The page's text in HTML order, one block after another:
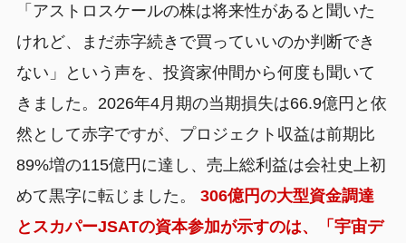
「アストロスケールの株は将来性があると聞いた
けれど、まだ赤字続きで買っていいのか判断でき
ない」という声を、投資家仲間から何度も聞いて
きました。2026年4月期の当期損失は66.9億円と依
然として赤字ですが、プロジェクト収益は前期比
89%増の115億円に達し、売上総利益は会社史上初
めて黒字に転じました。 306億円の大型資金調達
とスカパーJSATの資本参加が示すのは、「宇宙デ